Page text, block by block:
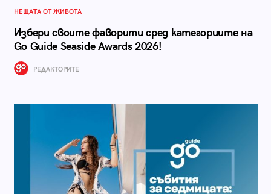
НЕЩАТА ОТ ЖИВОТА
Избери своите фаворити сред категориите на
Go Guide Seaside Awards 2026!
РЕДАКТОРИТЕ